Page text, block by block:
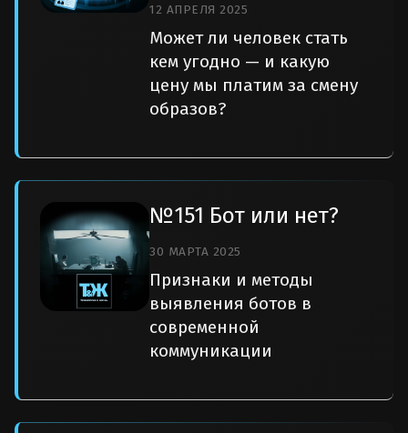
12 АПРЕЛЯ 2025
Может ли человек стать
кем угодно — и какую
цену мы платим за смену
образов?
№151 Бот или нет?
30 МАРТА 2025
Признаки и методы
выявления ботов в
современной
коммуникации